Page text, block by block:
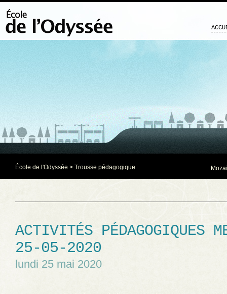
École de l'Odyssée > Trousse pédagogique
ACTIVITÉS PÉDAGOGIQUES
25-05-2020
lundi 25 mai 2020